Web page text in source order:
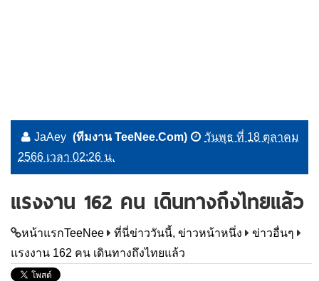
JaAey (ทีมงาน TeeNee.Com)
วันพุธ ที่ 18 ตุลาคม
2566 เวลา 02:26 น.
แรงงาน 162 คน เดินทางถึงไทยแล้ว
หน้าแรกTeeNee ที่นี่ข่าววันนี้, ข่าวหน้าหนึ่ง
ข่าวอื่นๆ
แรงงาน 162 คน เดินทางถึงไทยแล้ว